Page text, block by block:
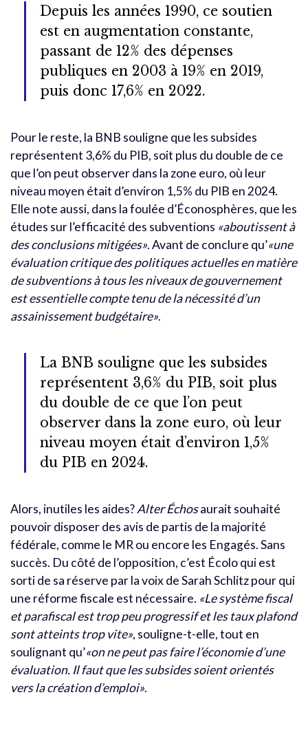
Depuis les années 1990, ce soutien
est en augmentation constante,
passant de 12% des dépenses
publiques en 2003 à 19% en 2019,
puis donc 17,6% en 2022.
Pour le reste, la BNB souligne que les subsides
représentent 3,6% du PIB, soit plus du double de ce
que l’on peut observer dans la zone euro, où leur
niveau moyen était d’environ 1,5% du PIB en 2024.
Elle note aussi, dans la foulée d’Éconosphères, que les
études sur l’efficacité des subventions «aboutissent à
des conclusions mitigées». Avant de conclure qu’«une
évaluation critique des politiques actuelles en matière
de subventions à tous les niveaux de gouvernement
est essentielle compte tenu de la nécessité d’un
assainissement budgétaire».
La BNB souligne que les subsides
représentent 3,6% du PIB, soit plus
du double de ce que l’on peut
observer dans la zone euro, où leur
niveau moyen était d’environ 1,5%
du PIB en 2024.
Alors, inutiles les aides?Alter Échosaurait souhaité
pouvoir disposer des avis de partis de la majorité
fédérale, comme le MR ou encore les Engagés. Sans
succès. Du côté de l’opposition, c’est Écolo qui est
sorti de sa réserve par la voix de Sarah Schlitz pour qui
une réforme fiscale est nécessaire. «Le système fiscal
et parafiscal est trop peu progressif et les taux plafond
sont atteints trop vite», souligne-t-elle, tout en
soulignant qu’«on ne peut pas faire l’économie d’une
évaluation. Il faut que les subsides soient orientés
vers la création d’emploi».